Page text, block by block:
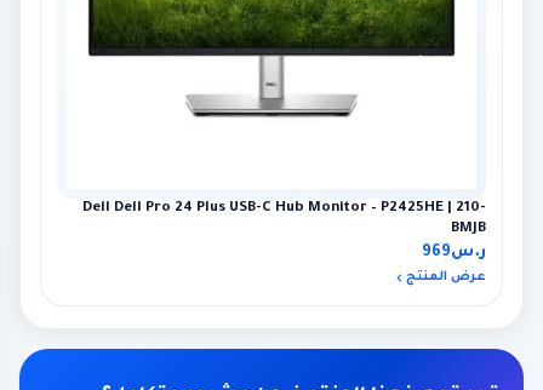
Dell Dell Pro 24 Plus USB-C Hub Monitor – P2425HE | 210-
BMJB
ر.س969
عرض المنتج